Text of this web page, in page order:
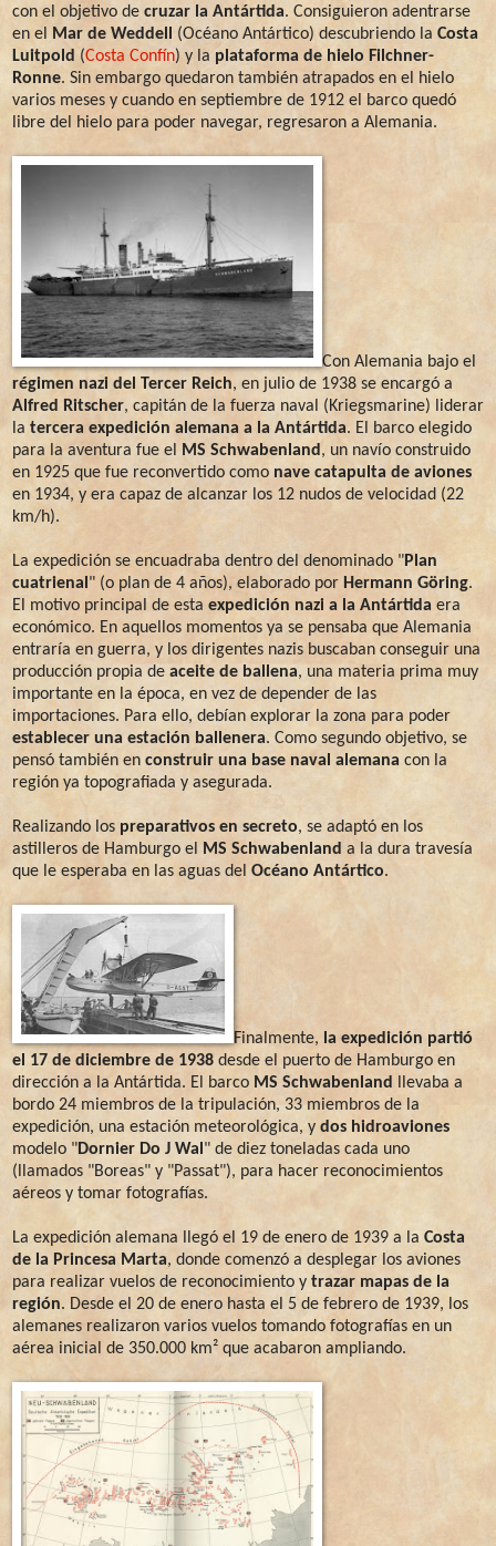
con el objetivo de cruzar la Antártida. Consiguieron adentrarse
en el Mar de Weddell (Océano Antártico) descubriendo la Costa
Luitpold (Costa Confín) y la plataforma de hielo Filchner-
Ronne. Sin embargo quedaron también atrapados en el hielo
varios meses y cuando en septiembre de 1912 el barco quedó
libre del hielo para poder navegar, regresaron a Alemania.
Con Alemania bajo el
régimen nazi del Tercer Reich, en julio de 1938 se encargó a
Alfred Ritscher, capitán de la fuerza naval (Kriegsmarine) liderar
la tercera expedición alemana a la Antártida. El barco elegido
para la aventura fue el
MS Schwabenland , un navío construido
en 1925 que fue reconvertido como nave catapulta de aviones
en 1934, y era capaz de alcanzar los 12 nudos de velocidad (22
km/h).
La expedición se encuadraba dentro del denominado "Plan
cuatrienal " (o plan de 4 años), elaborado por Hermann Göring.
El motivo principal de esta expedición nazi a la Antártida era
económico. En aquellos momentos ya se pensaba que Alemania
entraría en guerra, y los dirigentes nazis buscaban conseguir una
producción propia de aceite de ballena, una materia prima muy
importante en la época, en vez de depender de las
importaciones. Para ello, debían explorar la zona para poder
establecer una estación ballenera. Como segundo objetivo, se
pensó también en construir una base naval alemana con la
región ya topografiada y asegurada.
Realizando los preparativos en secreto, se adaptó en los
astilleros de Hamburgo el
MS Schwabenland a la dura travesía
que le esperaba en las aguas del Océano Antártico.
Finalmente, la expedición partió
el 17 de diciembre de 1938 desde el puerto de Hamburgo en
dirección a la Antártida. El barco MS Schwabenland
llevaba a
bordo 24 miembros de la tripulación, 33 miembros de la
expedición, una estación meteorológica, y dos hidroaviones
modelo "Dornier Do J Wal " de diez toneladas cada uno
(llamados "Boreas" y "Passat"), para hacer reconocimientos
aéreos y tomar fotografías.
La expedición alemana llegó el 19 de enero de 1939 a la Costa
de la Princesa Marta, donde comenzó a desplegar los aviones
para realizar vuelos de reconocimiento y trazar mapas de la
región. Desde el 20 de enero hasta el 5 de febrero de 1939, los
alemanes realizaron varios vuelos tomando fotografías en un
aérea inicial de 350.000 km² que acabaron ampliando.